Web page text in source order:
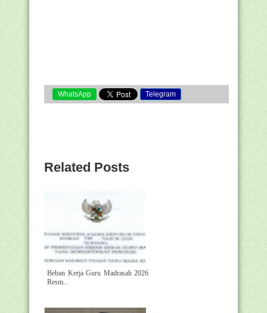
WhatsApp Telegram
Related Posts
Beban Kerja Guru Madrasah 2026
Resm...